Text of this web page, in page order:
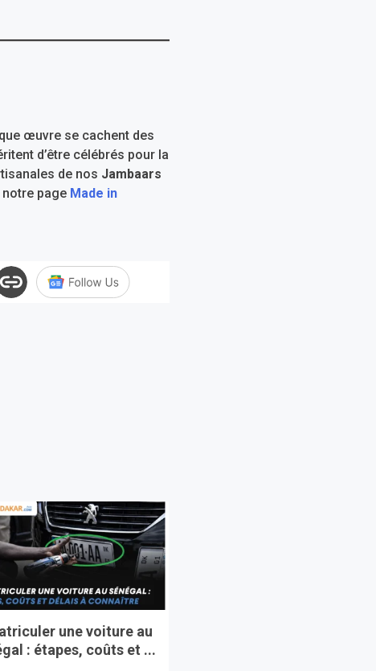
œuvre se cachent des
d’être célébrés pour la
de nos Jambaars
page Made in
une voiture au
: étapes, coûts et ...